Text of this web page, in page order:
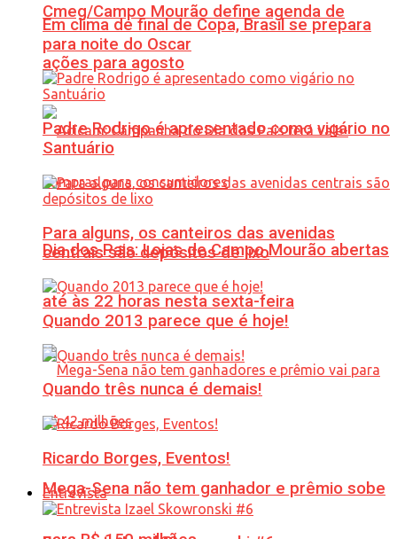
Cmeg/Campo Mourão define agenda de
ações para agosto
Dia dos Pais: Lojas de Campo Mourão abertas
até às 22 horas nesta sexta-feira
Mega-Sena não tem ganhador e prêmio sobe
Em clima de final de Copa, Brasil se prepara
para noite do Oscar
Padre Rodrigo é apresentado como vigário no
Santuário
Para alguns, os canteiros das avenidas
centrais são depósitos de lixo
Quando 2013 parece que é hoje!
Quando três nunca é demais!
Ricardo Borges, Eventos!
Entrevista